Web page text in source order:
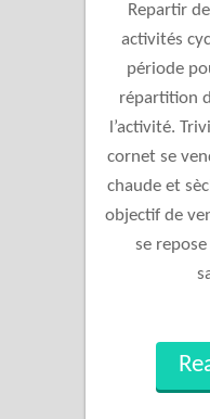
Repartir
activités
période
répartition
l’activité.
cornet se
chaude et
objectif de
se